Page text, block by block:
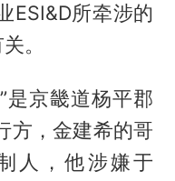
ESI&D所牵涉的
。
是京畿道杨平郡
方，金建希的哥
人，他涉嫌于